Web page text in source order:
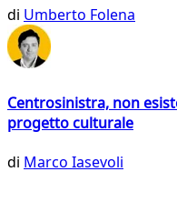
di Umberto Folena
Centrosinistra, non
progetto culturale
di Marco Iasevoli